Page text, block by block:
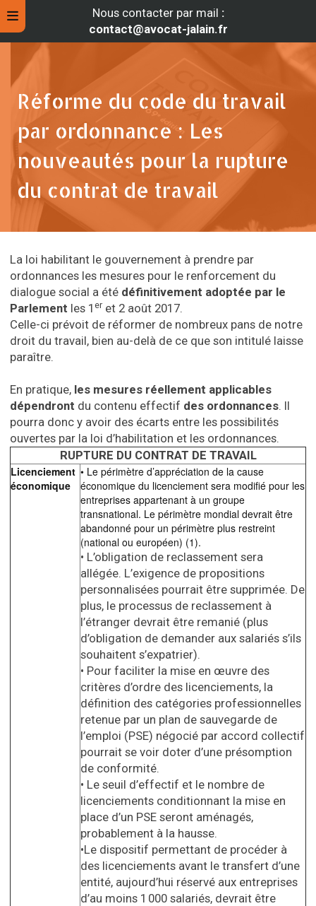
Nous contacter par mail :
contact@avocat-jalain.fr
Réforme du code du travail
par ordonnance : Les
nouveautés pour la rupture
du contrat de travail
La loi habilitant le gouvernement à prendre par
ordonnances les mesures pour le renforcement du
dialogue social a été définitivement adoptée par le
Parlement les 1 er et 2 août 2017.
Celle-ci prévoit de réformer de nombreux pans de notre
droit du travail, bien au-delà de ce que son intitulé laisse
paraître.
En pratique, les mesures réellement applicables
dépendront du contenu effectif des ordonnances. Il
pourra donc y avoir des écarts entre les possibilités
ouvertes par la loi d’habilitation et les ordonnances.
RUPTURE DU CONTRAT DE TRAVAIL
Licenciement
économique
• Le périmètre d’appréciation de la cause
économique du licenciement sera modifié pour les
entreprises appartenant à un groupe
transnational. Le périmètre mondial devrait être
abandonné pour un périmètre plus restreint
(national ou européen) (1).
• L’obligation de reclassement sera
allégée. L’exigence de propositions
personnalisées pourrait être supprimée. De
plus, le processus de reclassement à
l’étranger devrait être remanié (plus
d’obligation de demander aux salariés s’ils
souhaitent s’expatrier).
• Pour faciliter la mise en œuvre des
critères d’ordre des licenciements, la
définition des catégories professionnelles
retenue par un plan de sauvegarde de
l’emploi (PSE) négocié par accord collectif
pourrait se voir doter d’une présomption
de conformité.
• Le seuil d’effectif et le nombre de
licenciements conditionnant la mise en
place d’un PSE seront aménagés,
probablement à la hausse.
•Le dispositif permettant de procéder à
des licenciements avant le transfert d’une
entité, aujourd’hui réservé aux entreprises
d’au moins 1 000 salariés, devrait être